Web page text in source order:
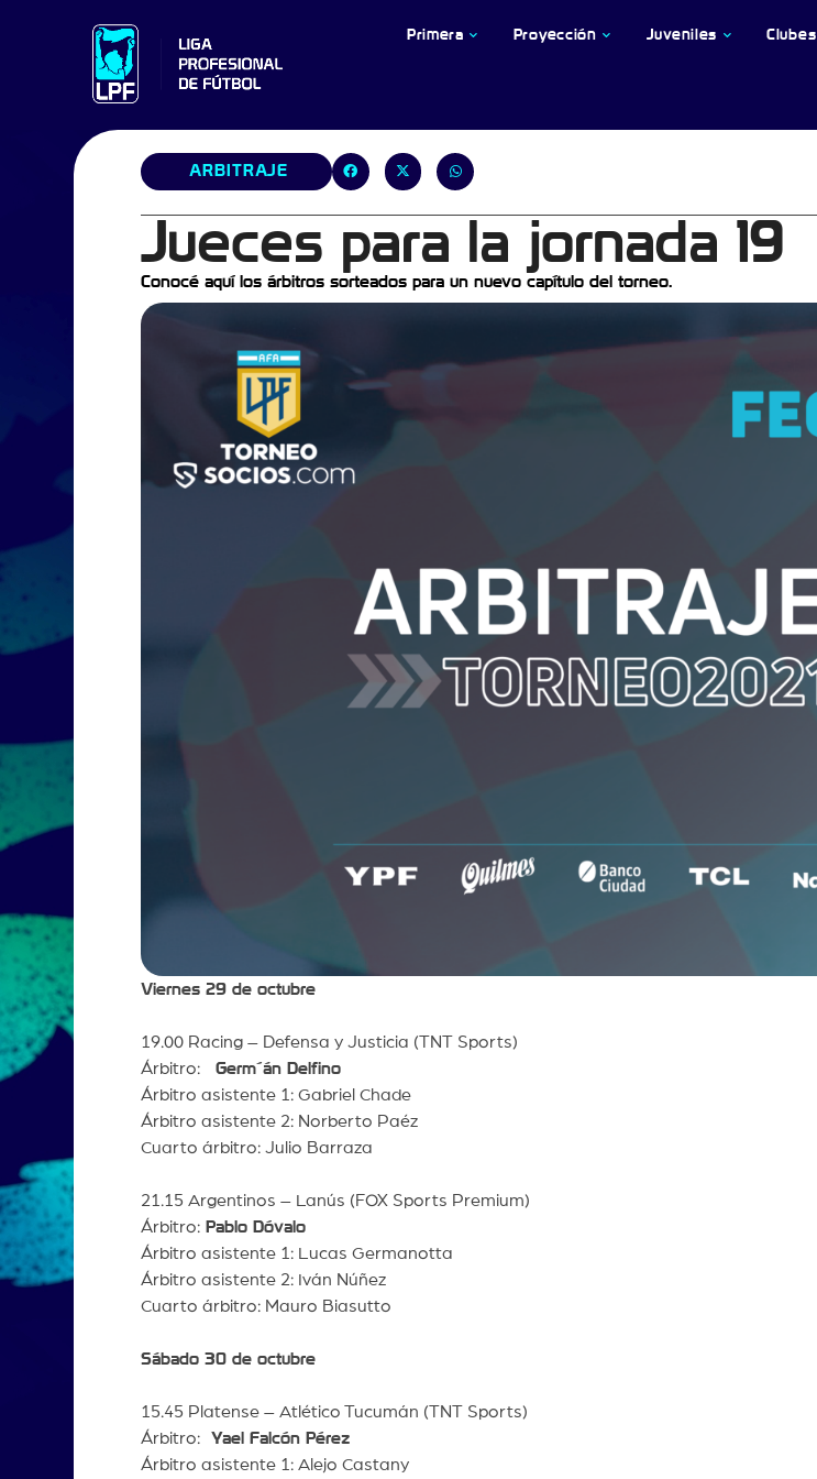
Primera Proyección Juveniles Clubes
ARBITRAJE
Jueces para la jornada 19
Conocé aquí los árbitros sorteados para un nuevo capítulo del torneo.
Viernes 29 de octubre
19.00 Racing – Defensa y Justicia (TNT Sports)
Árbitro: Germ´án Delfino
Árbitro asistente 1: Gabriel Chade
Árbitro asistente 2: Norberto Paéz
Cuarto árbitro: Julio Barraza
21.15 Argentinos – Lanús (FOX Sports Premium)
Árbitro:Pablo Dóvalo
Árbitro asistente 1: Lucas Germanotta
Árbitro asistente 2: Iván Núñez
Cuarto árbitro: Mauro Biasutto
Sábado 30 de octubre
15.45 Platense – Atlético Tucumán (TNT Sports)
Árbitro: Yael Falcón Pérez
Árbitro asistente 1: Alejo Castany